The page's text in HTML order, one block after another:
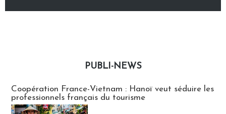
PUBLI-NEWS
Coopération France-Vietnam : Hanoï veut séduire les
professionnels français du tourisme